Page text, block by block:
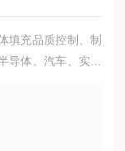
填充品质控制、制
导体、汽车、实验
兼容多种气体露点